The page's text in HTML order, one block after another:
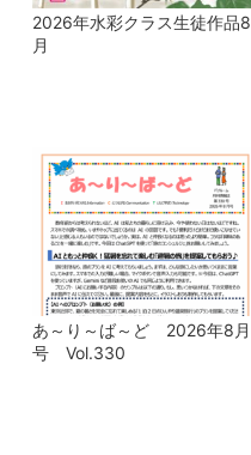
2026年水彩クラス生徒作品8
月
あ～り～ば～ど 2026年8月
号 Vol.330